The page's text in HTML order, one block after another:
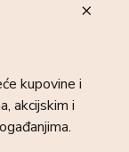
Prijava
kupovine i
akcijskim i